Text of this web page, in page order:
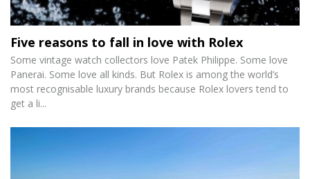
Five reasons to fall in love with Rolex
Some vintage watch collectors love Patek Philippe. Some love
Panerai. Some love all kinds. But Rolex is among the world’s
most recognisable luxury brands because Rolex lovers tend to
get a li...